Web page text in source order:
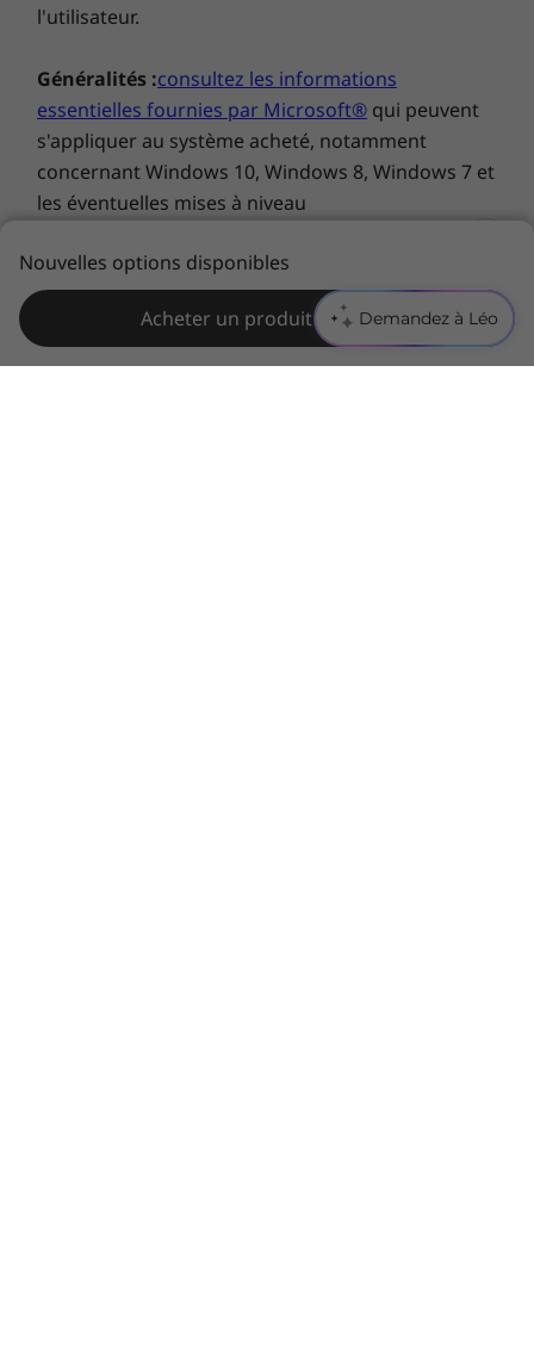
Demandez à Léo
l'utilisateur.
Généralités :consultez les informations
essentielles fournies par Microsoft® qui peuvent
s'appliquer au système acheté, notamment
concernant Windows 10, Windows 8, Windows 7 et
les éventuelles mises à niveau
garantie, ni ne peut être tenu responsable des
produits ou des services issus de tiers.
Nouvelles options disponibles
Acheter un produit similaire